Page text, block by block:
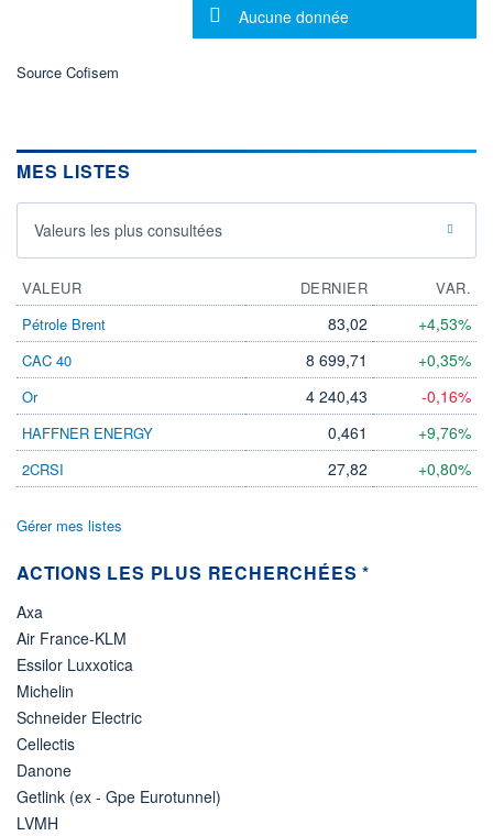
Boursobank
Message d'information
Aucune donnée
Source Cofisem
MES LISTES
Valeurs les plus consultées
VALEUR DERNIER
VAR.
Pétrole Brent
83,02 +4,53%
CAC 40 8 699,71 +0,35%
Or 4 240,43 -0,16%
HAFFNER ENERGY 0,461 +9,76%
2CRSI 27,82 +0,80%
Gérer mes listes
ACTIONS LES PLUS RECHERCHÉES *
Axa
Air France-KLM
Essilor Luxxotica
Michelin
Schneider Electric
Cellectis
Danone
Getlink (ex - Gpe Eurotunnel)
LVMH